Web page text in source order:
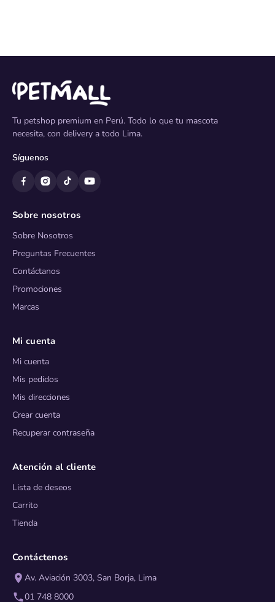
Tu petshop premium en Perú. Todo lo que tu mascota
necesita, con delivery a todo Lima.
Síguenos
Sobre nosotros
Sobre Nosotros
Preguntas Frecuentes
Contáctanos
Promociones
Marcas
Mi cuenta
Mi cuenta
Mis pedidos
Mis direcciones
Crear cuenta
Recuperar contraseña
Atención al cliente
Lista de deseos
Carrito
Tienda
Contáctenos
Av. Aviación 3003, San Borja, Lima
01 748 8000